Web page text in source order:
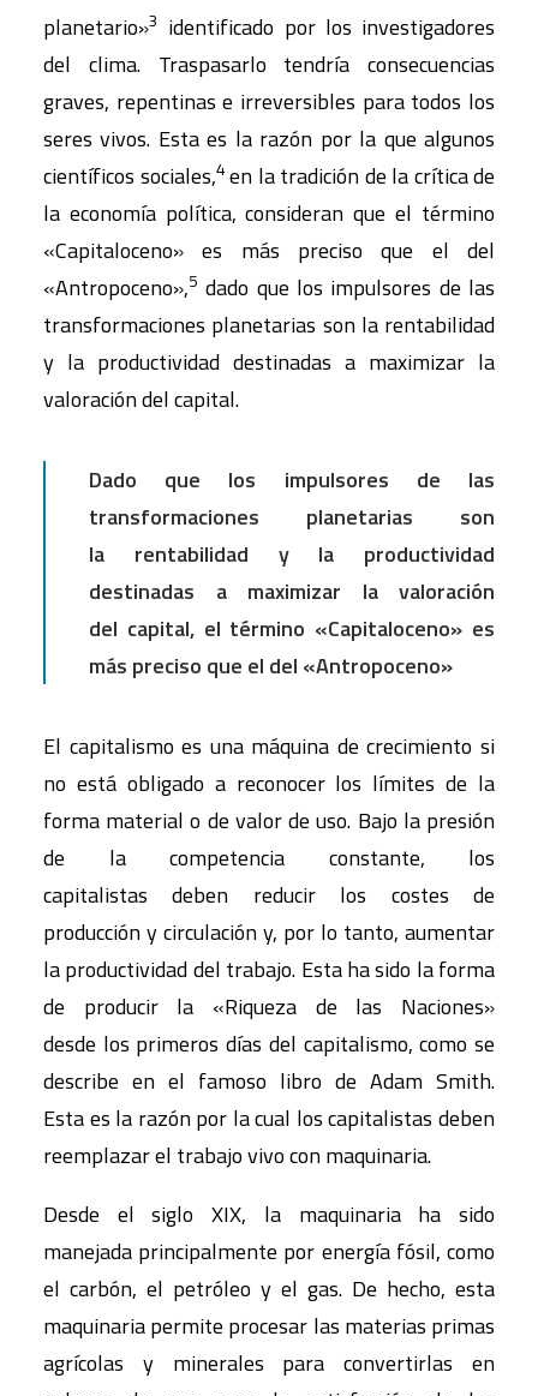
planetario»3 identificado por los investigadores
del clima. Traspasarlo tendría consecuencias
graves, repentinas e irreversibles para todos los
seres vivos. Esta es la razón por la que algunos
científicos sociales,4 en la tradición de la crítica de
la economía política, consideran que el término
«Capitaloceno» es más preciso que el del
«Antropoceno»,5 dado que los impulsores de las
transformaciones planetarias son la rentabilidad
y la productividad destinadas a maximizar la
valoración del capital.
Dado que los impulsores de las
transformaciones planetarias son
la rentabilidad y la productividad
destinadas a maximizar la valoración
del capital, el término «Capitaloceno» es
más preciso que el del «Antropoceno»
El capitalismo es una máquina de crecimiento si
no está obligado a reconocer los límites de la
forma material o de valor de uso. Bajo la presión
de la competencia constante, los
capitalistas deben reducir los costes de
producción y circulación y, por lo tanto, aumentar
la productividad del trabajo. Esta ha sido la forma
de producir la «Riqueza de las Naciones»
desde los primeros días del capitalismo, como se
describe en el famoso libro de Adam Smith.
Esta es la razón por la cual los capitalistas deben
reemplazar el trabajo vivo con maquinaria.
Desde el siglo XIX, la maquinaria ha sido
manejada principalmente por energía fósil, como
el carbón, el petróleo y el gas. De hecho, esta
maquinaria permite procesar las materias primas
agrícolas y minerales para convertirlas en